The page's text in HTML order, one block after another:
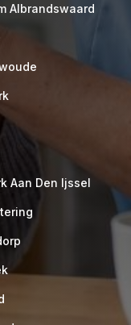
Albrandswaard
Aan Den Ijssel